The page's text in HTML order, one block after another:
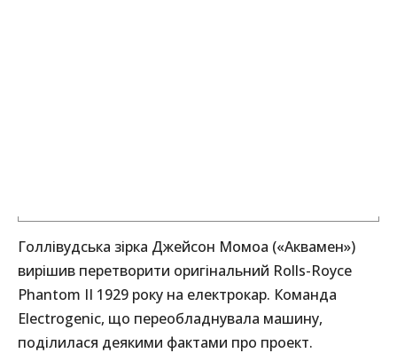
Голлівудська зірка Джейсон Момоа («Аквамен»)
вирішив перетворити оригінальний Rolls-Royce
Phantom II 1929 року на електрокар. Команда
Electrogenic, що переобладнувала машину,
поділилася деякими фактами про проект.